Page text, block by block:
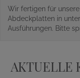
Wir fertigen für
Abdeckplatten in
Ausführungen. Bitte
AKTUELLE